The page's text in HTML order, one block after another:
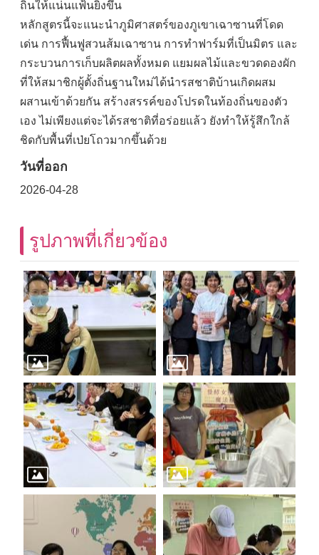
ถิ่นให้แน่นแฟ้นยิ่งขึ้น
หลักสูตรนี้จะแนะนำภูมิศาสตร์ของภูเขาเฉาซานที่โดด
เด่น การฟื้นฟูสวนส้มเฉาซาน การทำฟาร์มที่เป็นมิตร และ
กระบวนการเก็บผลิตผลทั้งหมด แยมผลไม้และขวดดองผัก
ที่ให้สมาชิกผู้ตั้งถิ่นฐานใหม่ได้นำรสชาติบ้านเกิดผสม
ผสานเข้าด้วยกัน สร้างสรรค์ของโปรดในท้องถิ่นของตัว
เอง ไม่เพียงแต่จะได้รสชาติที่อร่อยแล้ว ยังทำให้รู้สึกใกล้
ชิดกับพื้นที่เป่ยโถวมากขึ้นด้วย
วันที่ออก
2026-04-28
รูปภาพที่เกี่ยวข้อง